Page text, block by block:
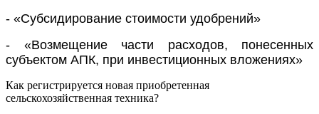
- «Субсидирование стоимости удобрений»
- «Возмещение части расходов, понесенных
субъектом АПК, при инвестиционных вложениях»
Как регистрируется новая приобретенная
сельскохозяйственная техника?